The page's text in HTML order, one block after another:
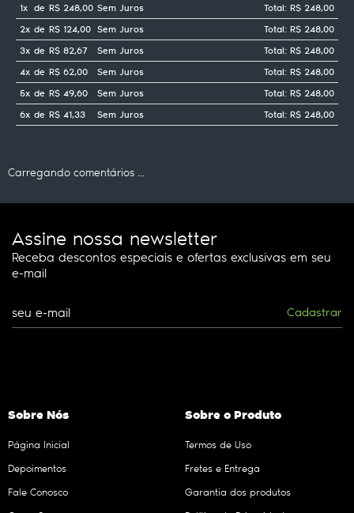
1x de R$ 248,00 Sem Juros
Total: R$ 248,00
2x de R$ 124,00 Sem Juros
Total: R$ 248,00
3x de R$ 82,67 Sem Juros
Total: R$ 248,00
4x de R$ 62,00 Sem Juros
Total: R$ 248,00
5x de R$ 49,60 Sem Juros
Total: R$ 248,00
6x de R$ 41,33 Sem Juros Total: R$ 248,00
Carregando comentários ...
Assine nossa newsletter
Receba descontos especiais e ofertas exclusivas em seu
e-mail
Cadastrar
Sobre Nós
Página Inicial
Depoimentos
Fale Conosco
Sobre o Produto
Termos de Uso
Fretes e Entrega
Garantia dos produtos